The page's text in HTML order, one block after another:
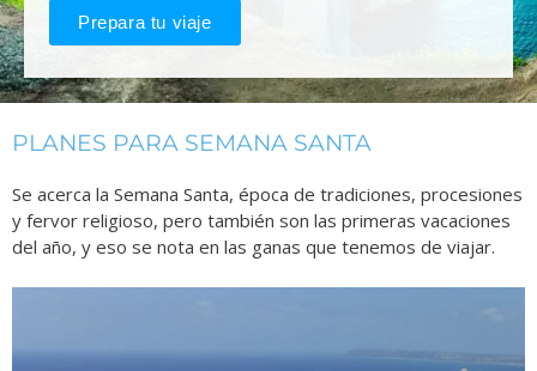
Prepara tu viaje
PLANES PARA SEMANA SANTA
Se acerca la Semana Santa, época de tradiciones, procesiones
y fervor religioso, pero también son las primeras vacaciones
del año, y eso se nota en las ganas que tenemos de viajar.